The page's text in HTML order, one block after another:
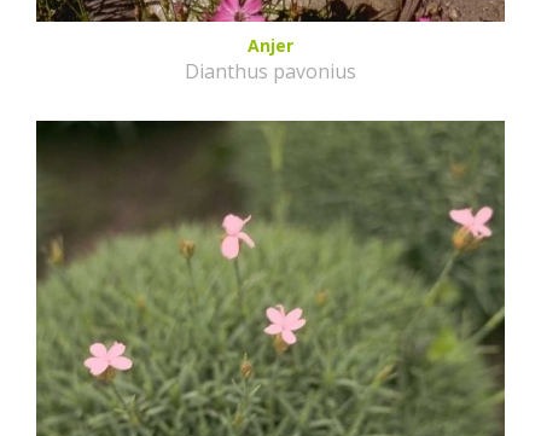
Anjer
Dianthus pavonius